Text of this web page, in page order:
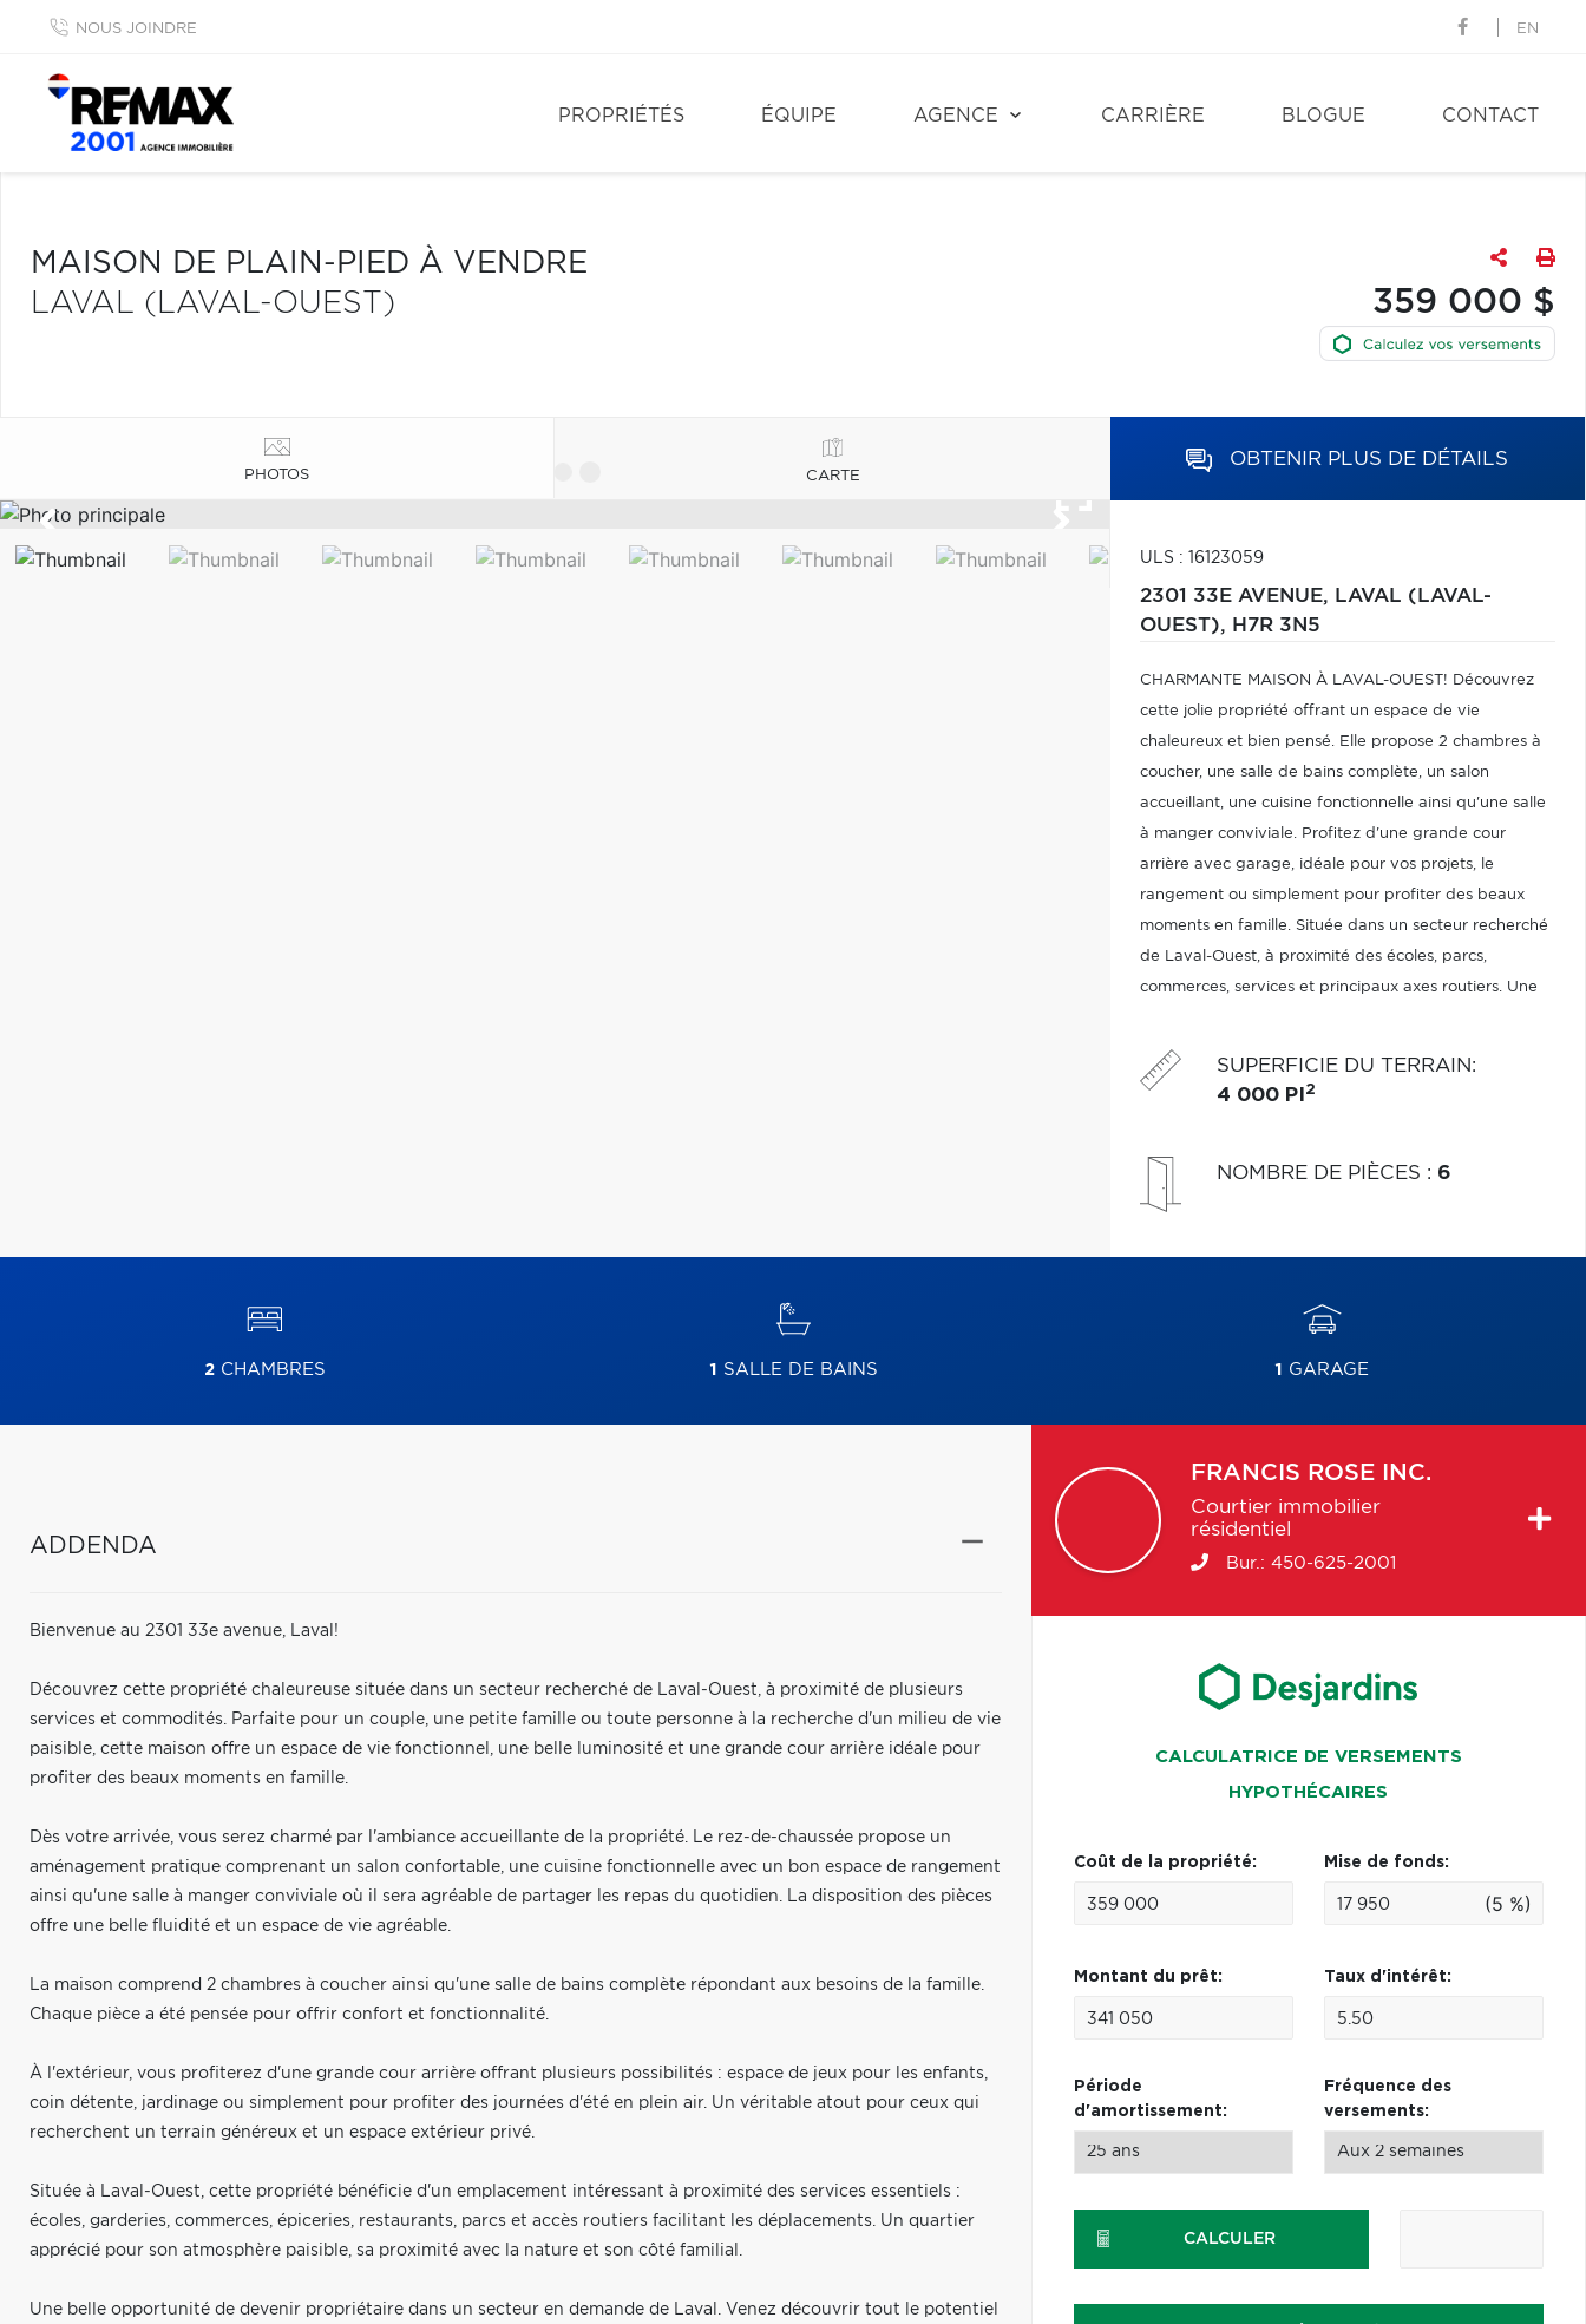
NOUS JOINDRE EN
PROPRIÉTÉS ÉQUIPE AGENCE CARRIÈRE BLOGUE CONTACT
MAISON DE PLAIN-PIED À VENDRE
LAVAL (LAVAL-OUEST)
359 000 $
PHOTOS CARTE
OBTENIR PLUS DE DÉTAILS
ULS : 16123059
2301 33E AVENUE, LAVAL (LAVAL-
OUEST), H7R 3N5
CHARMANTE MAISON À LAVAL-OUEST! Découvrez
cette jolie propriété offrant un espace de vie
chaleureux et bien pensé. Elle propose 2 chambres à
coucher, une salle de bains complète, un salon
accueillant, une cuisine fonctionnelle ainsi qu'une salle
à manger conviviale. Profitez d'une grande cour
arrière avec garage, idéale pour vos projets, le
rangement ou simplement pour profiter des beaux
moments en famille. Située dans un secteur recherché
de Laval-Ouest, à proximité des écoles, parcs,
commerces, services et principaux axes routiers. Une
de vie paisible, pratique et agréable!
SUPERFICIE DU TERRAIN:
4 000 PI 2
NOMBRE DE PIÈCES : 6
2CHAMBRES 1 SALLE DE BAINS 1 GARAGE
ADDENDA
Bienvenue au 2301 33e avenue, Laval!
Découvrez cette propriété chaleureuse située dans un secteur recherché de Laval-Ouest, à proximité de plusieurs
services et commodités. Parfaite pour un couple, une petite famille ou toute personne à la recherche d'un milieu de vie
paisible, cette maison offre un espace de vie fonctionnel, une belle luminosité et une grande cour arrière idéale pour
profiter des beaux moments en famille.
Dès votre arrivée, vous serez charmé par l'ambiance accueillante de la propriété. Le rez-de-chaussée propose un
aménagement pratique comprenant un salon confortable, une cuisine fonctionnelle avec un bon espace de rangement
ainsi qu'une salle à manger conviviale où il sera agréable de partager les repas du quotidien. La disposition des pièces
offre une belle fluidité et un espace de vie agréable.
La maison comprend 2 chambres à coucher ainsi qu'une salle de bains complète répondant aux besoins de la famille.
Chaque pièce a été pensée pour offrir confort et fonctionnalité.
À l'extérieur, vous profiterez d'une grande cour arrière offrant plusieurs possibilités : espace de jeux pour les enfants,
coin détente, jardinage ou simplement pour profiter des journées d'été en plein air. Un véritable atout pour ceux qui
recherchent un terrain généreux et un espace extérieur privé.
Située à Laval-Ouest, cette propriété bénéficie d'un emplacement intéressant à proximité des services essentiels :
écoles, garderies, commerces, épiceries, restaurants, parcs et accès routiers facilitant les déplacements. Un quartier
apprécié pour son atmosphère paisible, sa proximité avec la nature et son côté familial.
Une belle opportunité de devenir propriétaire dans un secteur en demande de Laval. Venez découvrir tout le potentiel
FRANCIS ROSE INC.
Courtier immobilier
résidentiel
Bur.: 450-625-2001
CALCULATRICE DE VERSEMENTS
HYPOTHÉCAIRES
Coût de la propriété: Mise de fonds:
(5 %)
Montant du prêt: Taux d'intérêt:
Période
d'amortissement:
Fréquence des
versements:
CALCULER